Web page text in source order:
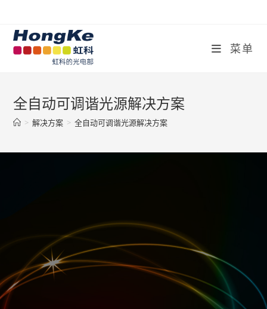
菜单
全自动可调谐光源解决方案
> 解决方案 > 全自动可调谐光源解决方案